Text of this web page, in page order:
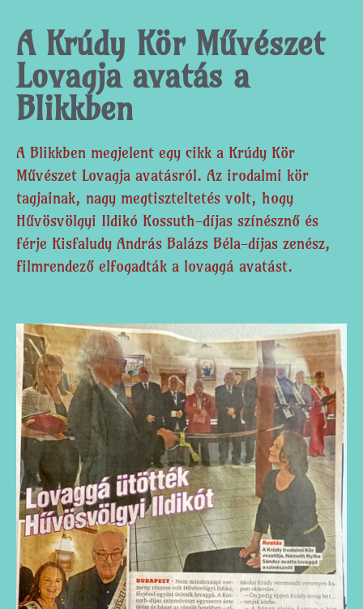
A Krúdy Kör Művészet
Lovagja avatás a
Blikkben
A Blikkben megjelent egy cikk a Krúdy Kör
Művészet Lovagja avatásról. Az irodalmi kör
tagjainak, nagy megtiszteltetés volt, hogy
Hűvösvölgyi Ildikó Kossuth-díjas színésznő és
férje Kisfaludy András Balázs Béla-díjas zenész,
filmrendező elfogadták a lovaggá avatást.